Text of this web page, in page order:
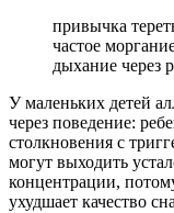
привычка
частое
дыхание через
У маленьких детей
через поведение:
столкновения с
могут выходить
концентрации,
ухудшает качество